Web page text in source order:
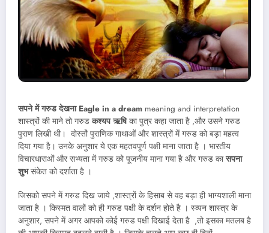
सपने में गरुड देखना Eagle in a dream meaning and interpretation
शास्त्रों की माने तो गरुडकश्यप ऋषिका पुत्र कहा जाता है ,और उसने गरुड
पुराण लिखी थी। दोस्तों पुराणिक गाथाओं और शास्त्रों में गरुड को बड़ा महत्व
दिया गया है। उनके अनुशार ये एक महतवपूर्ण पक्षी माना जाता है । भारतीय
विचारधाराओं और सभ्यता में गरुड को पूजनीय माना गया है और गरुड कासपना
शुभसंकेत को दर्शाता है ।
जिसको सपने में गरुड दिख जाये ,शास्त्रों के हिसाब से वह बड़ा ही भाग्यशाली माना
जाता है । किस्मत वालों को ही गरुड पक्षी के दर्शन होते है । स्व्पन शास्त्र के
अनुशार, सपने में अगर आपको कोई गरुड पक्षी दिखाई देता है ,तो इसका मतलब है